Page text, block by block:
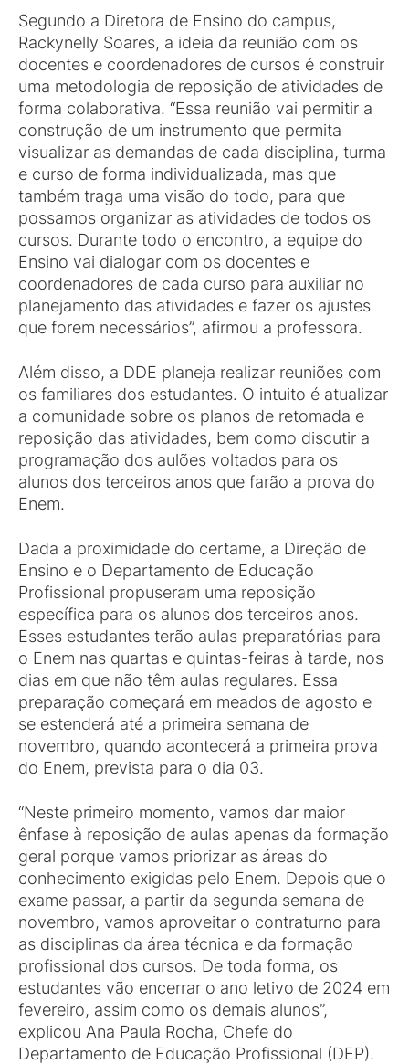
Segundo a Diretora de Ensino do campus,
Rackynelly Soares, a ideia da reunião com os
docentes e coordenadores de cursos é construir
uma metodologia de reposição de atividades de
forma colaborativa. “Essa reunião vai permitir a
construção de um instrumento que permita
visualizar as demandas de cada disciplina, turma
e curso de forma individualizada, mas que
também traga uma visão do todo, para que
possamos organizar as atividades de todos os
cursos. Durante todo o encontro, a equipe do
Ensino vai dialogar com os docentes e
coordenadores de cada curso para auxiliar no
planejamento das atividades e fazer os ajustes
que forem necessários”, afirmou a professora.
Além disso, a DDE planeja realizar reuniões com
os familiares dos estudantes. O intuito é atualizar
a comunidade sobre os planos de retomada e
reposição das atividades, bem como discutir a
programação dos aulões voltados para os
alunos dos terceiros anos que farão a prova do
Enem.
Dada a proximidade do certame, a Direção de
Ensino e o Departamento de Educação
Profissional propuseram uma reposição
específica para os alunos dos terceiros anos.
Esses estudantes terão aulas preparatórias para
o Enem nas quartas e quintas-feiras à tarde, nos
dias em que não têm aulas regulares. Essa
preparação começará em meados de agosto e
se estenderá até a primeira semana de
novembro, quando acontecerá a primeira prova
do Enem, prevista para o dia 03.
“Neste primeiro momento, vamos dar maior
ênfase à reposição de aulas apenas da formação
geral porque vamos priorizar as áreas do
conhecimento exigidas pelo Enem. Depois que o
exame passar, a partir da segunda semana de
novembro, vamos aproveitar o contraturno para
as disciplinas da área técnica e da formação
profissional dos cursos. De toda forma, os
estudantes vão encerrar o ano letivo de 2024 em
fevereiro, assim como os demais alunos”,
explicou Ana Paula Rocha, Chefe do
Departamento de Educação Profissional (DEP).